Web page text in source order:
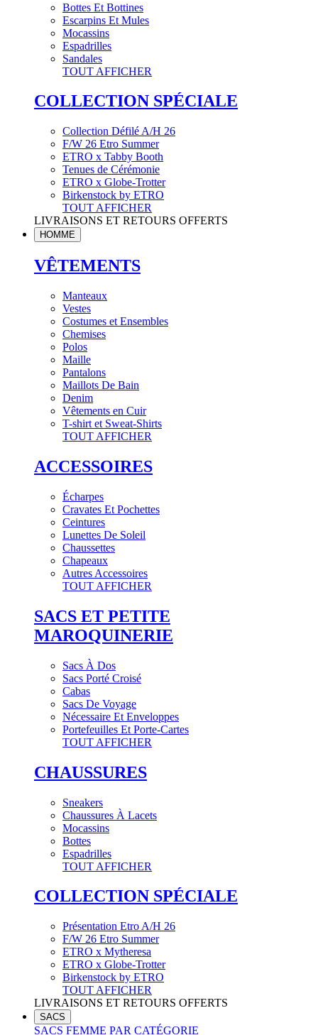
Bottes Et Bottines
Escarpins Et Mules
Mocassins
Espadrilles
Sandales
TOUT AFFICHER
COLLECTION SPÉCIALE
Collection Défilé A/H 26
F/W 26 Etro Summer
ETRO x Tabby Booth
Tenues de Cérémonie
ETRO x Globe-Trotter
Birkenstock by ETRO
TOUT AFFICHER
LIVRAISONS ET RETOURS OFFERTS
HOMME
VÊTEMENTS
Manteaux
Vestes
Costumes et Ensembles
Chemises
Polos
Maille
Pantalons
Maillots De Bain
Denim
Vêtements en Cuir
T-shirt et Sweat-Shirts
TOUT AFFICHER
ACCESSOIRES
Écharpes
Cravates Et Pochettes
Ceintures
Lunettes De Soleil
Chaussettes
Chapeaux
Autres Accessoires
TOUT AFFICHER
SACS ET PETITE
MAROQUINERIE
Sacs À Dos
Sacs Porté Croisé
Cabas
Sacs De Voyage
Nécessaire Et Enveloppes
Portefeuilles Et Porte-Cartes
TOUT AFFICHER
CHAUSSURES
Sneakers
Chaussures À Lacets
Mocassins
Bottes
Espadrilles
TOUT AFFICHER
COLLECTION SPÉCIALE
Présentation Etro A/H 26
F/W 26 Etro Summer
ETRO x Mytheresa
ETRO x Globe-Trotter
Birkenstock by ETRO
TOUT AFFICHER
LIVRAISONS ET RETOURS OFFERTS
SACS
SACS FEMME PAR CATÉGORIE